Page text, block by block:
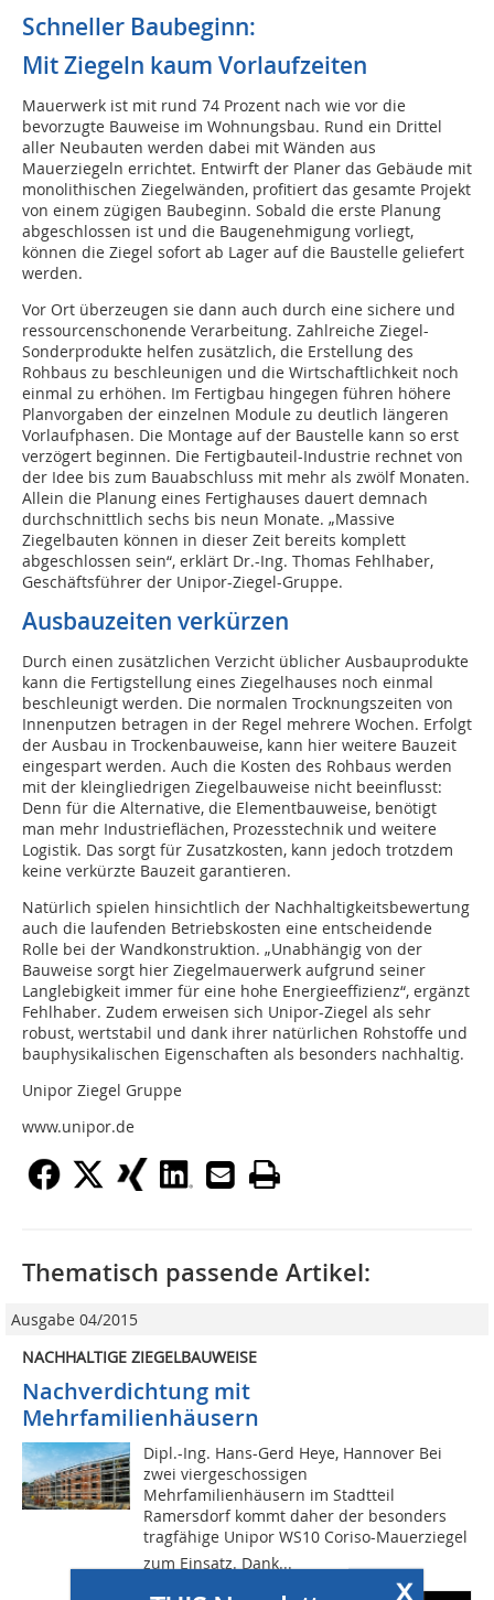
Schneller Baubeginn:
Mit Ziegeln kaum Vorlaufzeiten
Mauerwerk ist mit rund 74 Prozent nach wie vor die
bevorzugte Bauweise im Wohnungsbau. Rund ein Drittel
aller Neubauten werden dabei mit Wänden aus
Mauerziegeln errichtet. Entwirft der Planer das Gebäude mit
monolithischen Ziegelwänden, profitiert das gesamte Projekt
von einem zügigen Baubeginn. Sobald die erste Planung
abgeschlossen ist und die Baugenehmigung vorliegt,
können die Ziegel sofort ab Lager auf die Baustelle geliefert
werden.
Vor Ort überzeugen sie dann auch durch eine sichere und
ressourcenschonende Verarbeitung. Zahlreiche Ziegel-
Sonderprodukte helfen zusätzlich, die Erstellung des
Rohbaus zu beschleunigen und die Wirtschaftlich­keit noch
einmal zu erhöhen. Im Fertigbau hingegen führen höhere
Planvorgaben der einzelnen Module zu deutlich längeren
Vorlaufphasen. Die Montage auf der Baustelle kann so erst
verzögert beginnen. Die Fertigbauteil-Industrie rechnet von
der Idee bis zum Bauabschluss mit mehr als zwölf Monaten.
Allein die Planung eines Fertighauses dauert demnach
durchschnittlich sechs bis neun Monate. „Massive
Ziegelbauten können in dieser Zeit bereits komplett
abgeschlossen sein“, erklärt Dr.-Ing. Thomas Fehlhaber,
Geschäftsführer der Unipor-Ziegel-Gruppe.
Ausbauzeiten verkürzen
Durch einen zusätzlichen Verzicht üblicher Ausbauprodukte
kann die Fertigstellung eines Ziegelhauses noch einmal
beschleunigt werden. Die normalen Trocknungszeiten von
Innenputzen betragen in der Regel mehrere Wochen. Erfolgt
der Ausbau in Trockenbauweise, kann hier weitere Bauzeit
eingespart werden. Auch die Kosten des Rohbaus werden
mit der kleingliedrigen Ziegelbauweise nicht beeinflusst:
Denn für die Alternative, die Elementbauweise, benötigt
man mehr Industrieflächen, Prozess­technik und weitere
Logistik. Das sorgt für Zusatzkosten, kann jedoch trotzdem
keine verkürzte Bauzeit garantieren.
Natürlich spielen hinsichtlich der Nachhaltigkeitsbewertung
auch die laufenden Betriebskosten eine entscheidende
Rolle bei der Wandkonstruktion. „Unabhängig von der
Bauweise sorgt hier Ziegelmauerwerk aufgrund seiner
Langlebigkeit immer für eine hohe Energieeffizienz“, ergänzt
Fehlhaber. Zudem erweisen sich Unipor-Ziegel als sehr
robust, wertstabil und dank ihrer natürlichen Rohstoffe und
bauphysikalischen Eigenschaften als besonders nachhaltig.
Unipor Ziegel Gruppe
www.unipor.de
x
Thematisch passende Artikel:
Ausgabe 04/2015
NACHHALTIGE ZIEGELBAUWEISE
Nachverdichtung mit
Mehrfamilienhäusern
Dipl.-Ing. Hans-Gerd Heye, Hannover Bei
zwei viergeschossigen
Mehrfamilienhäusern im Stadtteil
Ramersdorf kommt daher der besonders
tragfähige Unipor WS10 Coriso-Mauerziegel
zum Einsatz. Dank...